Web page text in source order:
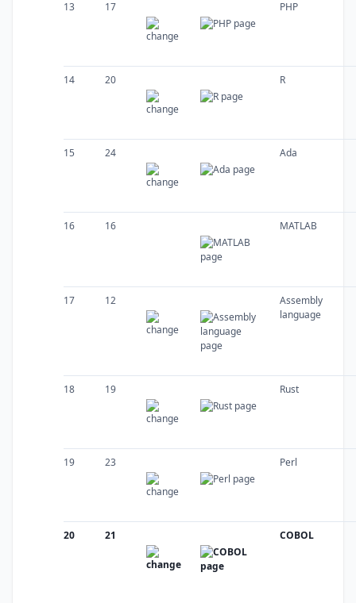
13 17 PHP
14 20 R
15 24 Ada
16 16 MATLAB
17 12
Assembly
language
18 19 Rust
19 23 Perl
20 21 COBOL